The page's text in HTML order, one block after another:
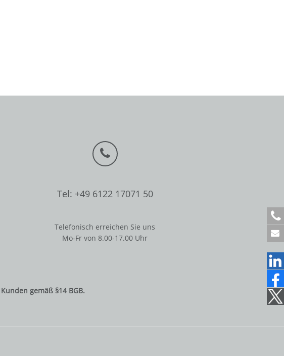
+
4
9
2
2
1
7
0
1
Tel: +49 6122 17071 50
Telefonisch erreichen Sie uns
Mo-Fr von 8.00-17.00 Uhr
gemäß §14 BGB.